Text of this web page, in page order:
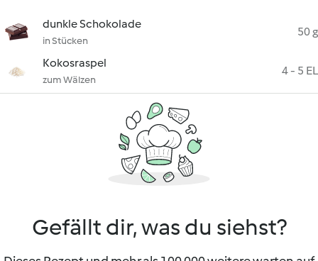
dunkle Schokolade
in Stücken
50 g
Kokosraspel
zum Wälzen
4 - 5 EL
Gefällt dir, was du siehst?